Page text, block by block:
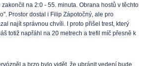
na 2:0 - 55. minuta. Obrana hostů v těchto
Prostor dostal i Filip Zápotočný, ale pro
najít správnou chvíli. I proto přišel trest, který
totiž napřáhl na 20 metrech a trefil míč přesně k
a brzo bylo vidět, že ubránit vedení bude